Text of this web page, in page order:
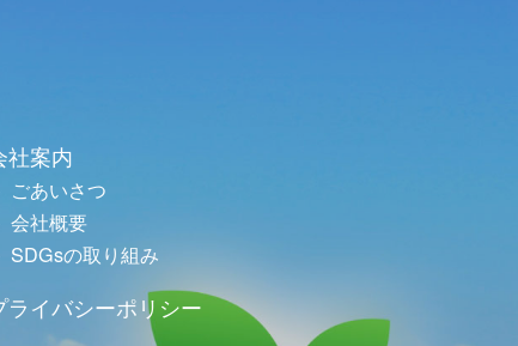
社案内
ごあいさつ
会社概要
SDGsの取り組み
ライバシーポリシー